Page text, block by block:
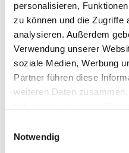
personalisieren,
zu können und die Zugriffe
analysieren. Außerdem
Verwendung unserer
soziale Medien, Werbung
Partner führen diese
weiteren Daten
Notwendig
Produktdetails